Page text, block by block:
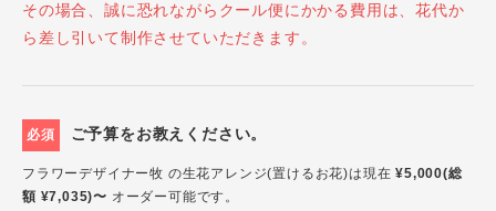
その場合、誠に恐れながらクール便にかかる費用は、花代か
ら差し引いて制作させていただきます。
必須 ご予算をお教えください。
フラワーデザイナー牧 の生花アレンジ(置けるお花)は現在¥5,000(総
額 ¥7,035)〜 オーダー可能です。